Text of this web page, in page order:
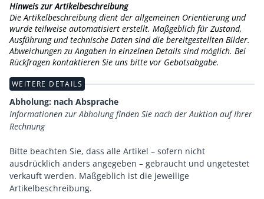
Hinweis zur Artikelbeschreibung
Die Artikelbeschreibung dient der allgemeinen Orientierung und
wurde teilweise automatisiert erstellt. Maßgeblich für Zustand,
Ausführung und technische Daten sind die bereitgestellten Bilder.
Abweichungen zu Angaben in einzelnen Details sind möglich. Bei
Rückfragen kontaktieren Sie uns bitte vor Gebotsabgabe.
WEITERE DETAILS
Abholung: nach Absprache
Informationen zur Abholung finden Sie nach der Auktion auf Ihrer
Rechnung
Bitte beachten Sie, dass alle Artikel – sofern nicht
ausdrücklich anders angegeben – gebraucht und ungetestet
verkauft werden. Maßgeblich ist die jeweilige
Artikelbeschreibung.